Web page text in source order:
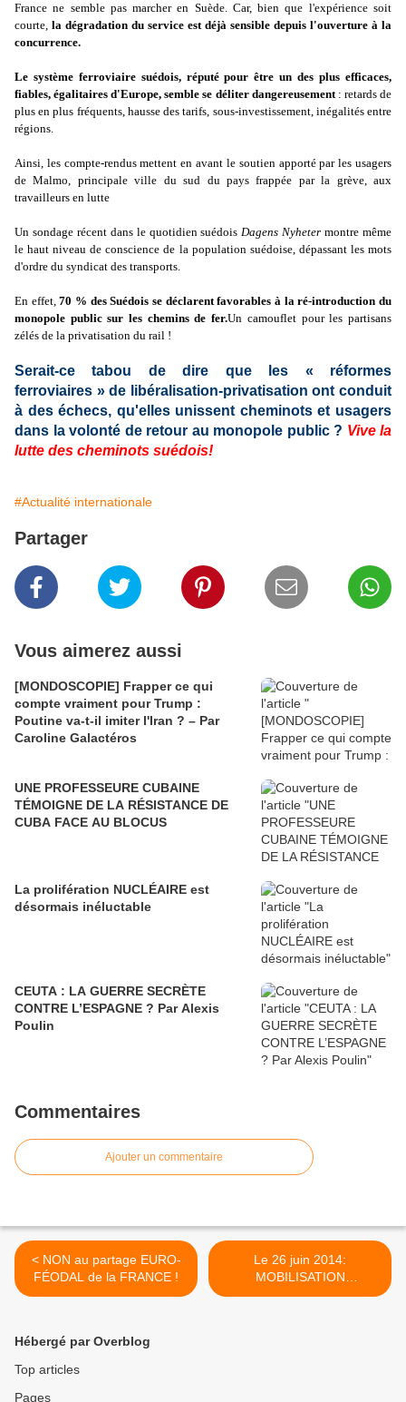
France ne semble pas marcher en Suède. Car, bien que l'expérience soit
courte, la dégradation du service est déjà sensible depuis l'ouverture à la
concurrence.
Le système ferroviaire suédois, réputé pour être un des plus efficaces,
fiables, égalitaires d'Europe, semble se déliter dangereusement: retards de
plus en plus fréquents, hausse des tarifs, sous-investissement, inégalités entre
régions.
Ainsi, les compte-rendus mettent en avant le soutien apporté par les usagers
de Malmo, principale ville du sud du pays frappée par la grève, aux
travailleurs en lutte
Un sondage récent dans le quotidien suédoisDagens Nyheter montre même
le haut niveau de conscience de la population suédoise, dépassant les mots
d'ordre du syndicat des transports.
En effet,70 % des Suédois se déclarent favorables à la ré-introduction du
monopole public sur les chemins de fer.Un camouflet pour les partisans
zélés de la privatisation du rail !
Serait-ce tabou de dire que les « réformes
ferroviaires » de libéralisation-privatisation ont conduit
à des échecs, qu'elles unissent cheminots et usagers
dans la volonté de retour au monopole public ? Vive la
lutte des cheminots suédois!
#Actualité internationale
Partager
Vous aimerez aussi
[MONDOSCOPIE] Frapper ce qui
compte vraiment pour Trump :
Poutine va-t-il imiter l'Iran ? – Par
Caroline Galactéros
UNE PROFESSEURE CUBAINE
TÉMOIGNE DE LA RÉSISTANCE DE
CUBA FACE AU BLOCUS
La prolifération NUCLÉAIRE est
désormais inéluctable
CEUTA : LA GUERRE SECRÈTE
CONTRE L’ESPAGNE ? Par Alexis
Poulin
Commentaires
Ajouter un commentaire
< NON au partage EURO-
FÉODAL de la FRANCE !
Le 26 juin 2014:
MOBILISATION
revendicative à l'initiative de
Hébergé par Overblog
Top articles
Pages